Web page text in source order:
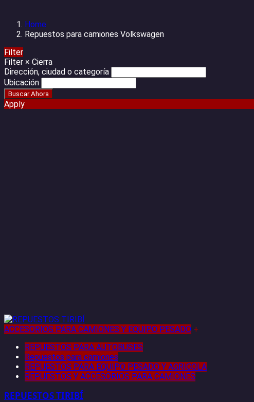
Home
Repuestos para camiones Volkswagen
Filter
Filter × Cierra
Dirección, ciudad o categoría
Ubicación
Apply
ACCESORIOS PARA CAMIONES Y EQUIPO PESADO +
REPUESTOS PARA AUTOBUSES
Repuestos para camiones
REPUESTOS PARA EQUIPO PESADO Y AGRICOLA
REPUESTOS Y ACCESORIOS PARA CAMIONES
REPUESTOS TIRIBÍ